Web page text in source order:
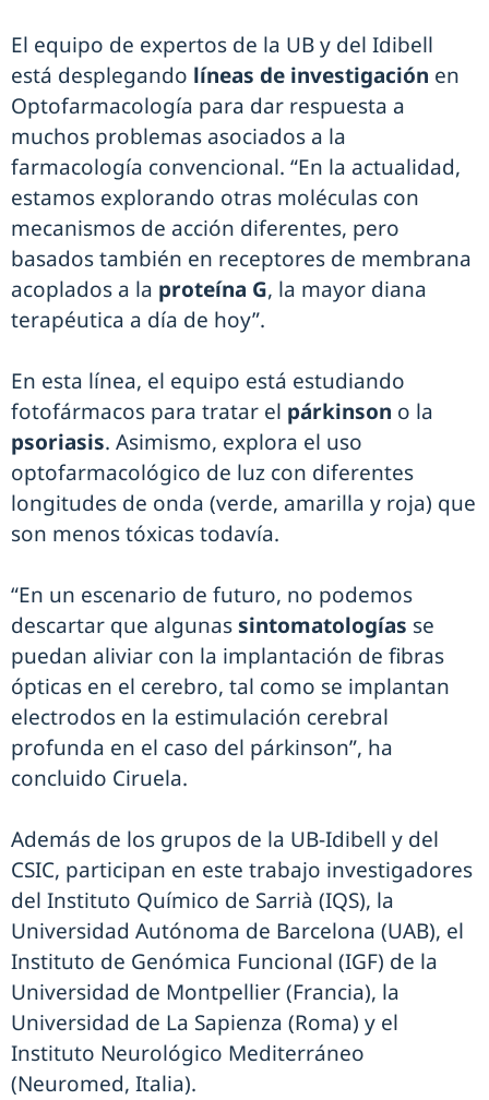
El equipo de expertos de la UB y del Idibell
está desplegando líneas de investigación en
Optofarmacología para dar respuesta a
muchos problemas asociados a la
farmacología convencional. “En la actualidad,
estamos explorando otras moléculas con
mecanismos de acción diferentes, pero
basados ​​también en receptores de membrana
acoplados a la proteína G, la mayor diana
terapéutica a día de hoy”.
En esta línea, el equipo está estudiando
fotofármacos para tratar el párkinson o la
psoriasis. Asimismo, explora el uso
optofarmacológico de luz con diferentes
longitudes de onda (verde, amarilla y roja) que
son menos tóxicas todavía.
“En un escenario de futuro, no podemos
descartar que algunassintomatologías se
puedan aliviar con la implantación de fibras
ópticas en el cerebro, tal como se implantan
electrodos en la estimulación cerebral
profunda en el caso del párkinson”, ha
concluido Ciruela.
Además de los grupos de la UB-Idibell y del
CSIC, participan en este trabajo investigadores
del Instituto Químico de Sarrià (IQS), la
Universidad Autónoma de Barcelona (UAB), el
Instituto de Genómica Funcional (IGF) de la
Universidad de Montpellier (Francia), la
Universidad de La Sapienza (Roma) y el
Instituto Neurológico Mediterráneo
(Neuromed, Italia).